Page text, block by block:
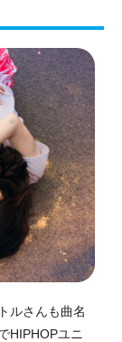
ルさんも曲名
HIPHOPユニ